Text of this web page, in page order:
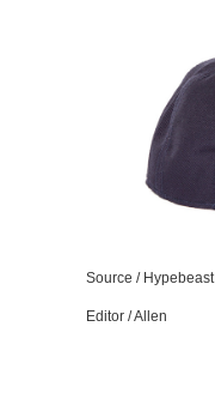
Source / Hypebeast
Editor / Allen